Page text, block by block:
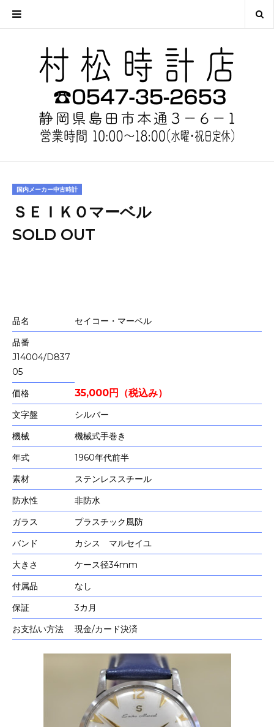
国内メーカー中古時計
ＳＥＩＫＯマーベル
SOLD OUT
品名
セイコー・マーベル
品番
J14004/D837
05
価格
35,000円（税込み）
文字盤
シルバー
機械
機械式手巻き
年式
1960年代前半
素材
ステンレススチール
防水性
非防水
ガラス
プラスチック風防
バンド
カシス マルセイユ
大きさ
ケース径34mm
付属品
なし
保証
3カ月
お支払い方法
現金/カード決済